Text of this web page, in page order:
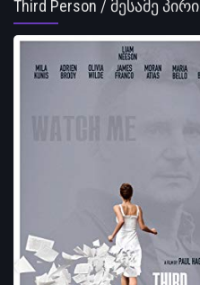
Third Person / მესამე პირი